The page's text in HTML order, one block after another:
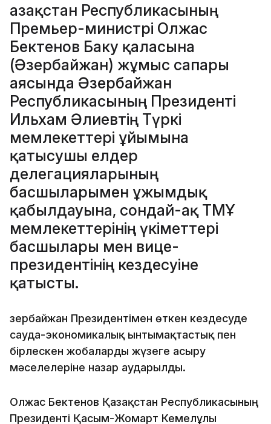
Қазақстан Республикасының
Премьер-министрі Олжас
Бектенов Баку қаласына
(Әзербайжан) жұмыс сапары
аясында Әзербайжан
Республикасының Президенті
Ильхам Әлиевтің Түркі
мемлекеттері ұйымына
қатысушы елдер
делегацияларының
басшыларымен ұжымдық
қабылдауына, сондай-ақ ТМҰ
мемлекеттерінің үкіметтері
басшылары мен вице-
президентінің кездесуіне
қатысты.
Әзербайжан Президентімен өткен кездесуде
сауда-экономикалық ынтымақтастық пен
бірлескен жобаларды жүзеге асыру
мәселелеріне назар аударылды.
Олжас Бектенов Қазақстан Республикасының
Президенті Қасым-Жомарт Кемелұлы